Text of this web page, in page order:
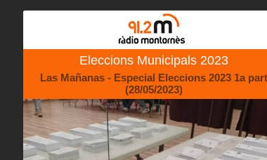
Eleccions Municipals 2023
Las Mañanas - Especial Eleccions 2023 1a part
(28/05/2023)